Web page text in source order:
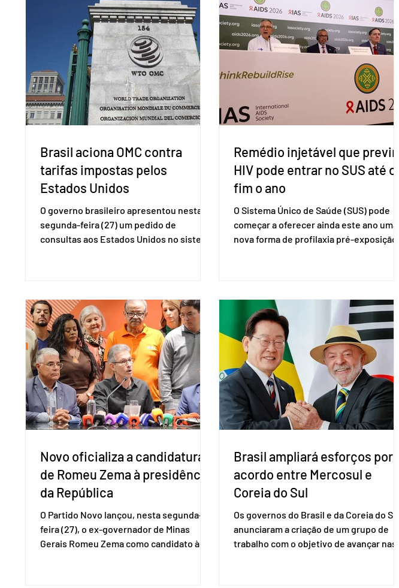
Brasil aciona OMC contra
tarifas impostas pelos
Estados Unidos
O governo brasileiro apresentou nesta
segunda-feira (27) um pedido de
consultas aos Estados Unidos no sistema
base na Seção 301 da Lei de Comércio de
1974. Segundo nota divulgada pelo
Ministério das Relações Exteriores, o
Brasil considera que as tarifas são
injustificadas e incompatíveis com as
obrigações assumidas pelos Estados
Unid
Remédio injetável que previne
HIV pode entrar no SUS até o
fim o ano
O Sistema Único de Saúde (SUS) pode
começar a oferecer ainda este ano uma
nova forma de profilaxia pré-exposição
e pode ser tomado a cada dois meses. O
pedido de inclusão vai ser encaminhado
pelo Ministério da Saúde à Comissão
Nacional de Incorporação de Novas
Tecnologias no SUS (Conitec) na semana
que vem. A Conitec é um colegiado
Novo oficializa a candidatura
de Romeu Zema à presidência
da República
O Partido Novo lançou, nesta segunda-
feira (27), o ex-governador de Minas
Gerais Romeu Zema como candidato à
Brasil ampliará esforços por
acordo entre Mercosul e
Coreia do Sul
Os governos do Brasil e da Coreia do Sul
anunciaram a criação de um grupo de
trabalho com o objetivo de avançar nas